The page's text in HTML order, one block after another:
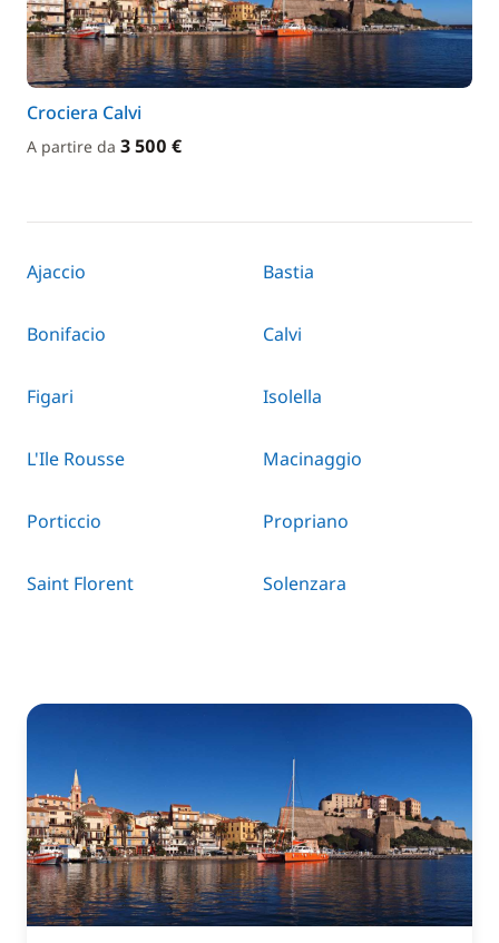
Crociera Calvi
A partire da 3 500 €
Ajaccio Bastia
Bonifacio Calvi
Figari Isolella
L'Ile Rousse Macinaggio
Porticcio Propriano
Saint Florent Solenzara